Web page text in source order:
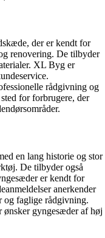
der er kendt for
renovering. De tilbyder
XL Byg er
rådgivning og
for forbrugere, der
en lang historie og stor
De tilbyder også
er kendt for
anerkender
og faglige rådgivning.
ønsker gyngesæder af høj